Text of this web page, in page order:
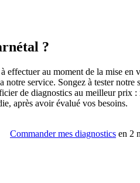
?
à effectuer au moment de la mise en
service. Songez à tester
de diagnostics au meilleur prix :
après avoir évalué vos besoins.
Commander mes diagnostics en 2